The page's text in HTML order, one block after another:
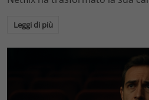
Leggi di più